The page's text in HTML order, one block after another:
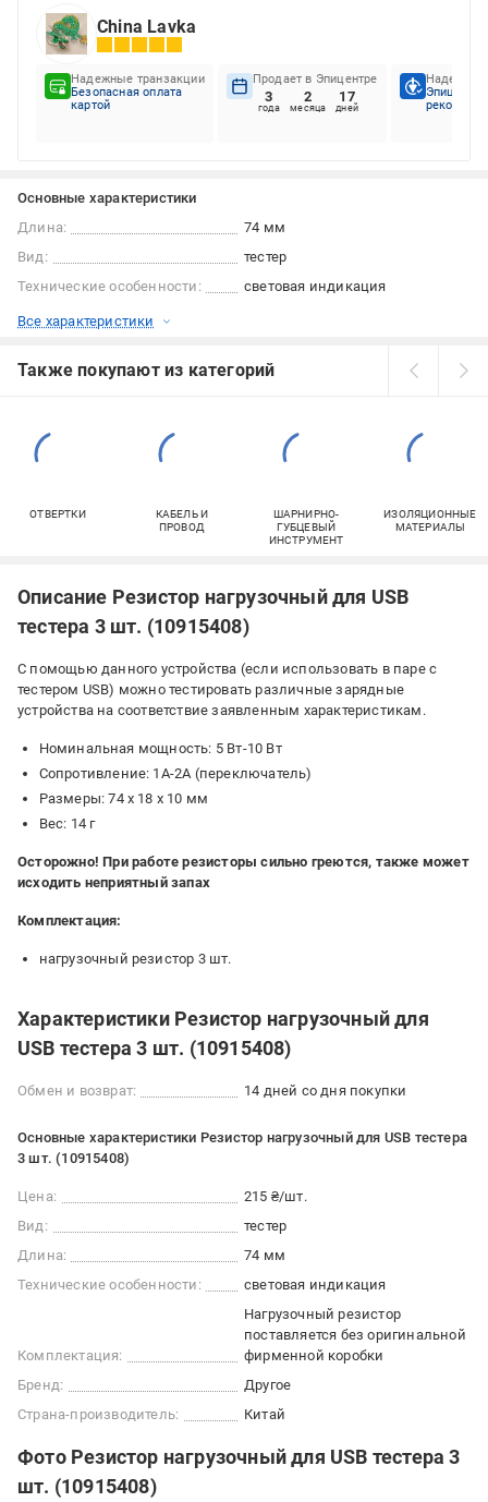
China Lavka
Надежные транзакции
Безопасная оплата
картой
Продает в Эпицентре
3
года
2
месяца
17
дней
Надежный
Эпицентр
Основные характеристики
Длина:
74 мм
Вид:
тестер
Технические особенности:
световая индикация
Все характеристики
Также покупают из категорий
ОТВЕРТКИ
КАБЕЛЬ И
ПРОВОД
ШАРНИРНО-
ГУБЦЕВЫЙ
ИНСТРУМЕНТ
ИЗОЛЯЦИОННЫЕ
МАТЕРИАЛЫ
Описание Резистор нагрузочный для USB
тестера 3 шт. (10915408)
С помощью данного устройства (если использовать в паре с
тестером USB) можно тестировать различные зарядные
устройства на соответствие заявленным характеристикам.
Номинальная мощность: 5 Вт-10 Вт
Сопротивление: 1А-2А (переключатель)
Размеры: 74 х 18 х 10 мм
Вес: 14 г
Осторожно! При работе резисторы сильно греются, также может
исходить неприятный запах
Комплектация:
нагрузочный резистор 3 шт.
Характеристики Резистор нагрузочный для
USB тестера 3 шт. (10915408)
Обмен и возврат: 14 дней со дня покупки
Основные характеристики Резистор нагрузочный для USB тестера
3 шт. (10915408)
Цена:
215 ₴/шт.
Вид:
тестер
Длина:
74 мм
Технические особенности:
световая индикация
Комплектация:
Нагрузочный резистор
поставляется без оригинальной
фирменной коробки
Бренд:
Другое
Страна-производитель:
Китай
Фото Резистор нагрузочный для USB тестера 3
шт. (10915408)